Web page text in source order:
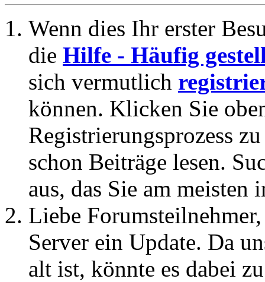
Wenn dies Ihr erster
die Hilfe - Häufig
sich vermutlich
können. Klicken Sie
Registrierungsprozess
schon Beiträge lesen.
aus, das Sie am meisten
Liebe
Server ein Update. Da
alt ist, könnte es dabei